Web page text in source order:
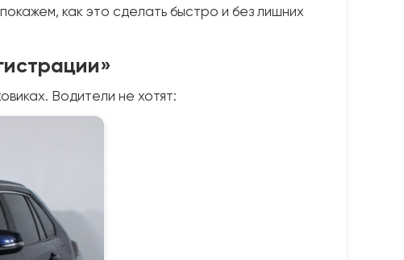
как это сделать быстро и без лишних
Водители не хотят: